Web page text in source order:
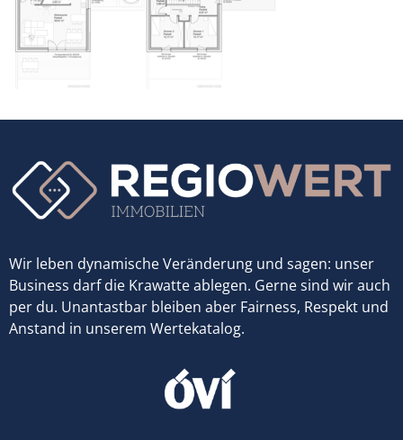
Wir leben dynamische Veränderung und sagen: unser
Business darf die Krawatte ablegen. Gerne sind wir auch
per du. Unantastbar bleiben aber Fairness, Respekt und
Anstand in unserem Wertekatalog.